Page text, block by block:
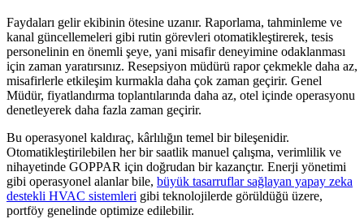
Faydaları gelir ekibinin ötesine uzanır. Raporlama, tahminleme ve
kanal güncellemeleri gibi rutin görevleri otomatikleştirerek, tesis
personelinin en önemli şeye, yani misafir deneyimine odaklanması
için zaman yaratırsınız. Resepsiyon müdürü rapor çekmekle daha az,
misafirlerle etkileşim kurmakla daha çok zaman geçirir. Genel
Müdür, fiyatlandırma toplantılarında daha az, otel içinde operasyonu
denetleyerek daha fazla zaman geçirir.
Bu operasyonel kaldıraç, kârlılığın temel bir bileşenidir.
Otomatikleştirilebilen her bir saatlik manuel çalışma, verimlilik ve
nihayetinde GOPPAR için doğrudan bir kazançtır. Enerji yönetimi
gibi operasyonel alanlar bile, büyük tasarruflar sağlayan yapay zeka
destekli HVAC sistemleri gibi teknolojilerde görüldüğü üzere,
portföy genelinde optimize edilebilir.